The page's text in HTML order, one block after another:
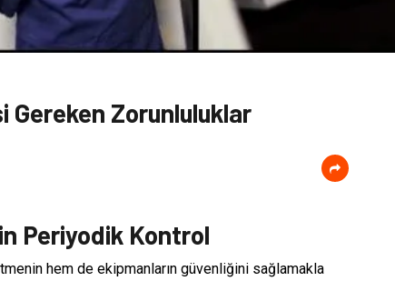
Gereken Zorunluluklar
Periyodik Kontrol
hem de ekipmanların güvenliğini sağlamakla